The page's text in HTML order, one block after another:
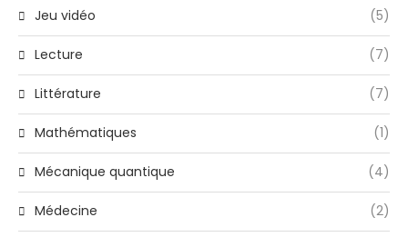
Jeu vidéo (5)
Lecture (7)
Littérature (7)
Mathématiques (1)
Mécanique quantique (4)
Médecine (2)